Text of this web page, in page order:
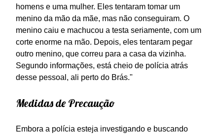
homens e uma mulher. Eles tentaram tomar um
menino da mão da mãe, mas não conseguiram. O
menino caiu e machucou a testa seriamente, com um
corte enorme na mão. Depois, eles tentaram pegar
outro menino, que correu para a casa da vizinha.
Segundo informações, está cheio de polícia atrás
desse pessoal, ali perto do Brás."
Medidas de Precaução
Embora a polícia esteja investigando e buscando